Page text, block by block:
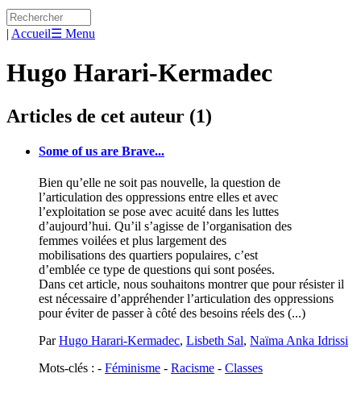
| Accueil☰ Menu
Hugo Harari-Kermadec
Articles de cet auteur (1)
Some of us are Brave...
Bien qu’elle ne soit pas nouvelle, la question de
l’articulation des oppressions entre elles et avec
l’exploitation se pose avec acuité dans les luttes
d’aujourd’hui. Qu’il s’agisse de l’organisation des
femmes voilées et plus largement des
mobilisations des quartiers populaires, c’est
d’emblée ce type de questions qui sont posées.
Dans cet article, nous souhaitons montrer que pour résister il
est nécessaire d’appréhender l’articulation des oppressions
pour éviter de passer à côté des besoins réels des (...)
ParHugo Harari-Kermadec, Lisbeth Sal, Naïma Anka Idrissi
Mots-clés : - Féminisme - Racisme - Classes